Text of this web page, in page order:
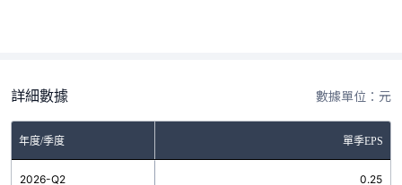
詳細數據 數據單位：元
年度/季度 單季EPS
2026-Q2 0.25